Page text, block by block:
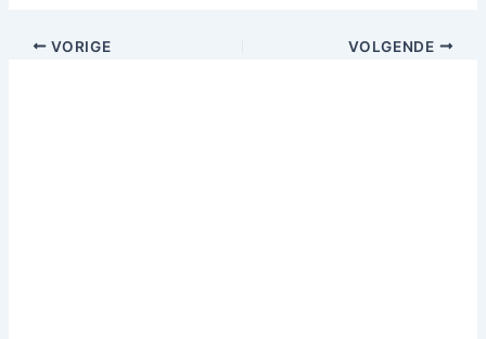
VORIGE VOLGENDE